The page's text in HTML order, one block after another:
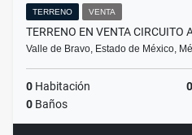
TERRENO VENTA
TERRENO EN VENTA CIRCUITO
Valle de Bravo, Estado de México,
0 Habitación 0
0 Baños